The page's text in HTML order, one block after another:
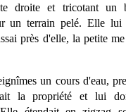
droite et tricotant un
un terrain pelé. Elle
près d'elle, la petite
un cours d'eau,
la propriété et lui